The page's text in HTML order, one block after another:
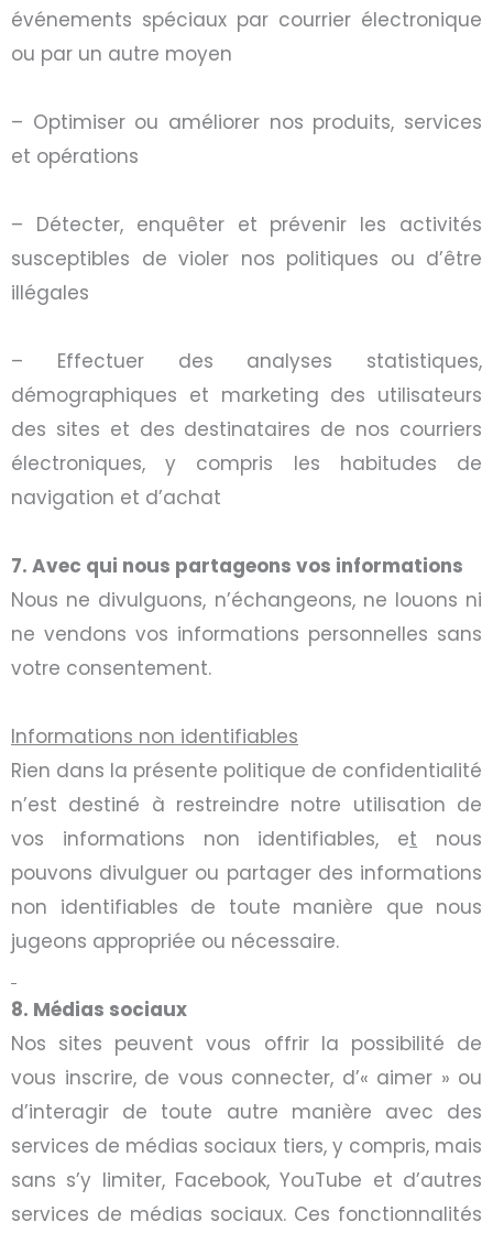
événements spéciaux par courrier électronique
ou par un autre moyen
– Optimiser ou améliorer nos produits, services
et opérations
– Détecter, enquêter et prévenir les activités
susceptibles de violer nos politiques ou d’être
illégales
– Effectuer des analyses statistiques,
démographiques et marketing des utilisateurs
des sites et des destinataires de nos courriers
électroniques, y compris les habitudes de
navigation et d’achat
7. Avec qui nous partageons vos informations
Nous ne divulguons, n’échangeons, ne louons ni
ne vendons vos informations personnelles sans
votre consentement.
Informations non identifiables
Rien dans la présente politique de confidentialité
n’est destiné à restreindre notre utilisation de
vos informations non identifiables, et nous
pouvons divulguer ou partager des informations
non identifiables de toute manière que nous
jugeons appropriée ou nécessaire.
8. Médias sociaux
Nos sites peuvent vous offrir la possibilité de
vous inscrire, de vous connecter, d’« aimer » ou
d’interagir de toute autre manière avec des
services de médias sociaux tiers, y compris, mais
sans s’y limiter, Facebook, YouTube et d’autres
services de médias sociaux. Ces fonctionnalités